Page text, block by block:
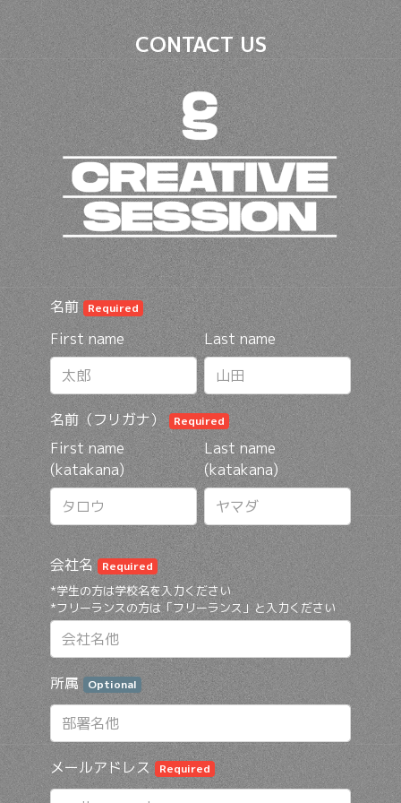
CONTACT US
名前 Required
Last name
First name
名前（フリガナ） Required
Last name
(katakana)
First name
(katakana)
会社名 Required
*学生の方は学校名を入力ください
*フリーランスの方は「フリーランス」と入力ください
所属 Optional
メールアドレス Required